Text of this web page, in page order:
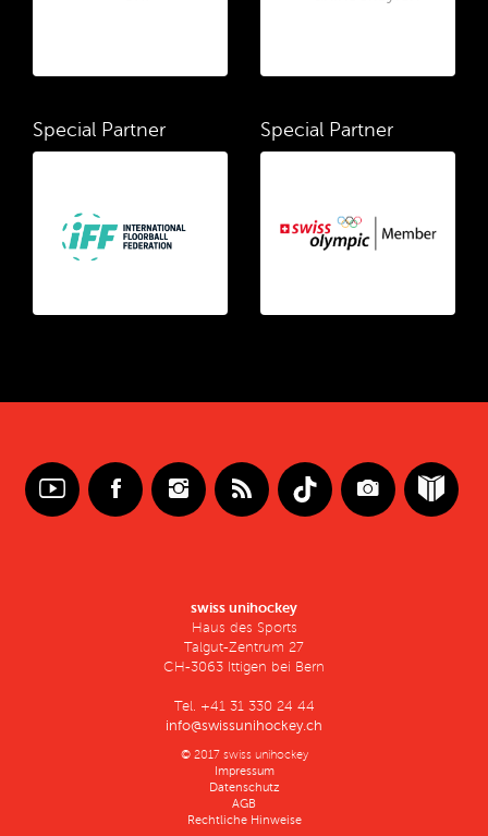
Special Partner Special Partner
swiss unihockey
Haus des Sports
Talgut-Zentrum 27
CH-3063 Ittigen bei Bern
Tel. +41 31 330 24 44
info@swissunihockey.ch
© 2017 swiss unihockey
Impressum
Datenschutz
AGB
Rechtliche Hinweise